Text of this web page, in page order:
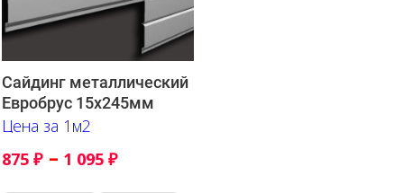
Сайдинг металлический
Евробрус 15х245мм
Цена за 1м2
875 ₽ – 1 095 ₽